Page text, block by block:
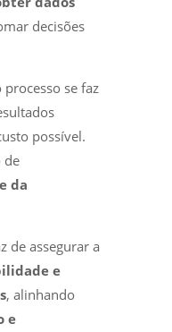
decisões
se faz
possível.
de
da
de assegurar a
e
, alinhando
e